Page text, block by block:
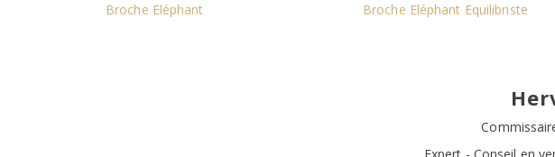
Broche Eléphant Broche Eléphant Equilibriste